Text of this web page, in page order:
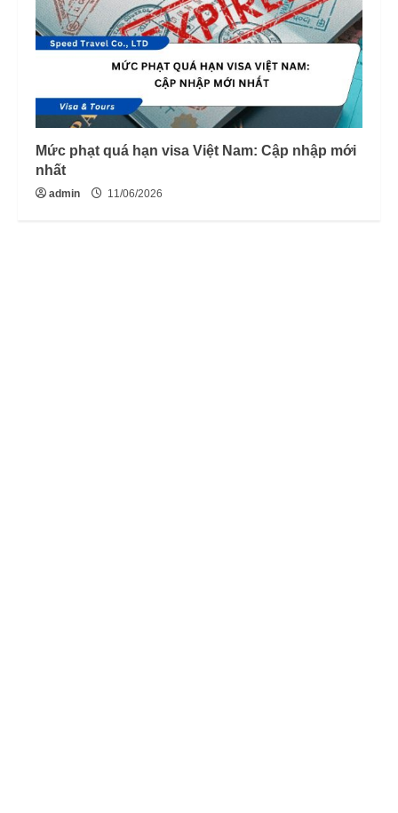
Mức phạt quá hạn visa Việt Nam: Cập nhập mới
nhất
admin 11/06/2026